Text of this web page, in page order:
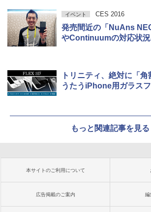
イベント CES 2016
発売間近の「NuAns
やContinuumの対応状況
トリニティ、絶対に「
うたうiPhone用ガラス
もっと関連記事を見る
本サイトのご利用について
広告掲載のご案内 編